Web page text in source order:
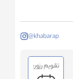
@khabarap
تقویم رزور: